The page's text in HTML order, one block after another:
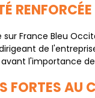
sur France Bleu
de
l'importance
FORTES AU